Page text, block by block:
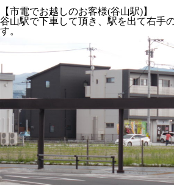
【市電でお越しのお客様(谷山駅)】
谷山駅で下車して頂き、駅を出て右手
す。